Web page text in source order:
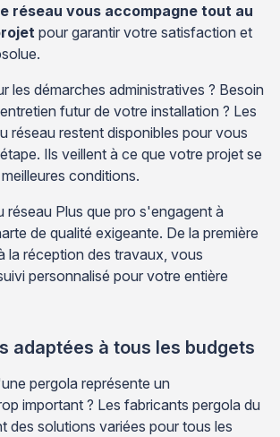
réseau vous accompagne tout au
pour garantir votre satisfaction et
les démarches administratives ? Besoin
futur de votre installation ? Les
réseau restent disponibles pour vous
Ils veillent à ce que votre projet se
conditions.
réseau Plus que pro s'engagent à
de qualité exigeante. De la première
la réception des travaux, vous
personnalisé pour votre entière
adaptées à tous les budgets
pergola représente un
important ? Les fabricants pergola du
des solutions variées pour tous les